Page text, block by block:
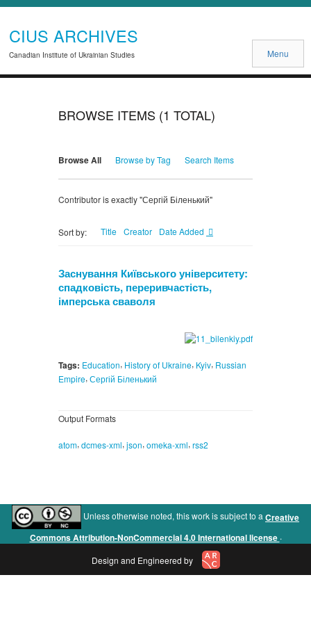
CIUS ARCHIVES
Canadian Institute of Ukrainian Studies Menu
BROWSE ITEMS (1 TOTAL)
Browse All Browse by Tag Search Items
Contributor is exactly "Сергій Біленький"
Sort by: Title Creator Date Added
Заснування Київського університету:
спадковість, переривчастість,
імперська сваволя
Tags: Education, History of Ukraine, Kyiv, Russian
Empire, Сергій Біленький
Output Formats
atom, dcmes-xml, json, omeka-xml, rss2
Unless otherwise noted, this work is subject to a Creative
Commons Attribution-NonCommercial 4.0 International license .
Design and Engineered by